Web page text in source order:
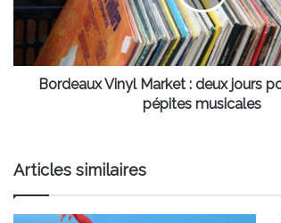
jours
chiner
des
pépitesBordeaux Vinyl Market : deux jours
pépites musicales
Articles similaires